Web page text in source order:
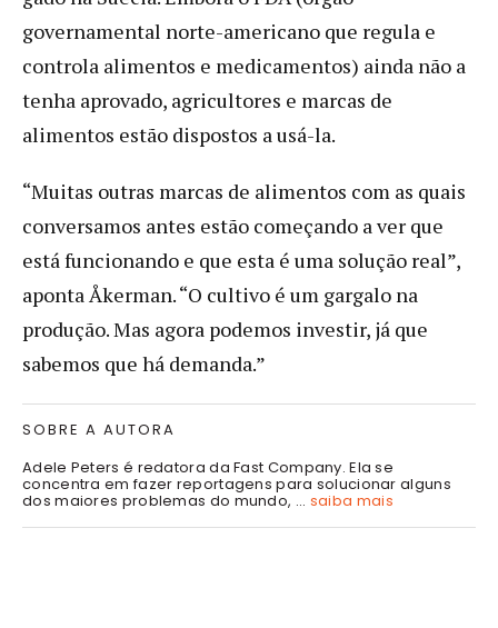
governamental norte-americano que regula e
controla alimentos e medicamentos) ainda não a
tenha aprovado, agricultores e marcas de
alimentos estão dispostos a usá-la.
“Muitas outras marcas de alimentos com as quais
conversamos antes estão começando a ver que
está funcionando e que esta é uma solução real”,
aponta Åkerman. “O cultivo é um gargalo na
produção. Mas agora podemos investir, já que
sabemos que há demanda.”
SOBRE A AUTORA
Adele Peters é redatora da Fast Company. Ela se
concentra em fazer reportagens para solucionar alguns
dos maiores problemas do mundo, ... saiba mais